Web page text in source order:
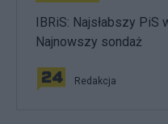
IBRiS: Najsłabszy PiS
Najnowszy sondaż
Redakcja